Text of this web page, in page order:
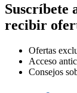
Suscríbete
recibir
Ofertas
Acceso
Consejos